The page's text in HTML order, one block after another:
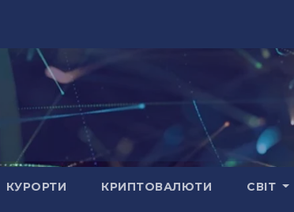
КУРОРТИ КРИПТОВАЛЮТИ СВІТ